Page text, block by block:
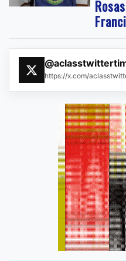
https://x.com/